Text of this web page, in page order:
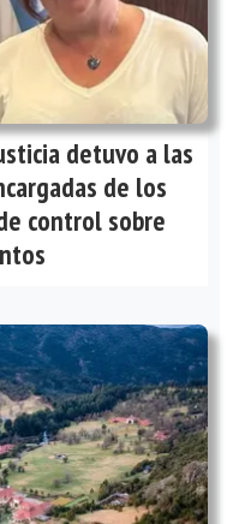
detuvo a las
de los
control sobre